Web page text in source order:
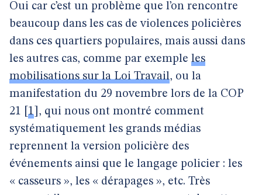
Oui car c’est un problème que l’on rencontre
beaucoup dans les cas de violences policières
dans ces quartiers populaires, mais aussi dans
les autres cas, comme par exemple les
mobilisations sur la Loi Travail, ou la
manifestation du 29 novembre lors de la COP
21
1 , qui nous ont montré comment
systématiquement les grands médias
reprennent la version policière des
événements ainsi que le langage policier : les
« casseurs », les « dérapages », etc. Très